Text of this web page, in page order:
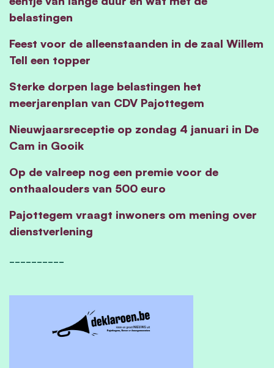
belastingen
Feest voor de alleenstaanden in de zaal Willem
Tell een topper
Sterke dorpen lage belastingen het
meerjarenplan van CDV Pajottegem
Nieuwjaarsreceptie op zondag 4 januari in De
Cam in Gooik
Op de valreep nog een premie voor de
onthaalouders van 500 euro
Pajottegem vraagt inwoners om mening over
dienstverlening